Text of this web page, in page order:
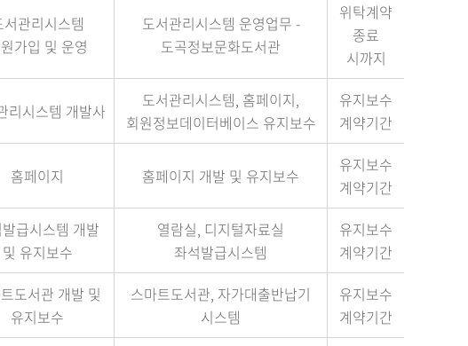
서관리시스템
가입 및 운영
도서관리시스템 운영업무 -
도곡정보문화도서관
위탁계약
종료
시까지
리시스템 개발사
도서관리시스템, 홈페이지,
회원정보데이터베이스 유지보수
유지보수
계약기간
홈페이지 홈페이지 개발 및 유지보수
유지보수
계약기간
급시스템 개발
및 유지보수
열람실, 디지털자료실
좌석발급시스템
유지보수
계약기간
도서관 개발 및
유지보수
스마트도서관, 자가대출반납기
시스템
유지보수
계약기간